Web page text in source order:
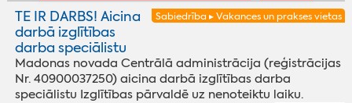
Sabiedrība ▸ Vakances un prakses vietas
TE IR DARBS! Aicina
darbā izglītības
darba speciālistu
Madonas novada Centrālā administrācija (reģistrācijas
Nr. 40900037250) aicina darbā izglītības darba
speciālistu Izglītības pārvaldē uz nenoteiktu laiku.